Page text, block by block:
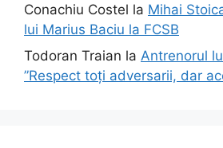
Conachiu Costel la Mihai
lui Marius Baciu la FCSB
Todoran Traian la Antrenorul
”Respect toți adversarii, dar